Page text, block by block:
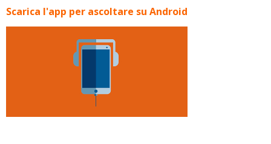
Scarica l'app per ascoltare su Android